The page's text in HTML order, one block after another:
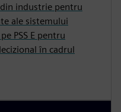
industrie pentru
ale sistemului
PSS E pentru
în cadrul